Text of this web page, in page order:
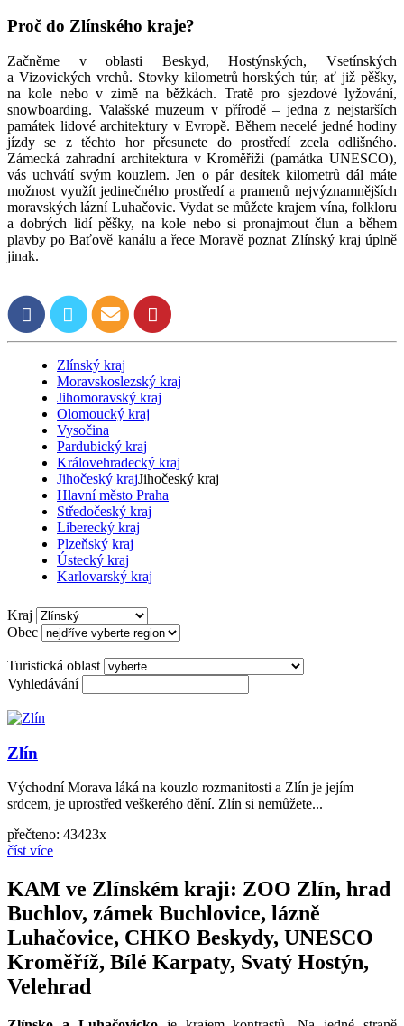
Proč do Zlínského kraje?
Začněme v oblasti Beskyd, Hostýnských, Vsetínských
a Vizovických vrchů. Stovky kilometrů horských túr, ať již pěšky,
na kole nebo v zimě na běžkách. Tratě pro sjezdové lyžování,
snowboarding. Valašské muzeum v přírodě – jedna z nejstarších
památek lidové architektury v Evropě. Během necelé jedné hodiny
jízdy se z těchto hor přesunete do prostředí zcela odlišného.
Zámecká zahradní architektura v Kroměříži (památka UNESCO),
vás uchvátí svým kouzlem. Jen o pár desítek kilometrů dál máte
možnost využít jedinečného prostředí a pramenů nejvýznamnějších
moravských lázní Luhačovic. Vydat se můžete krajem vína, folkloru
a dobrých lidí pěšky, na kole nebo si pronajmout člun a během
plavby po Baťově kanálu a řece Moravě poznat Zlínský kraj úplně
jinak.
Zlínský kraj
Moravskoslezský kraj
Jihomoravský kraj
Olomoucký kraj
Vysočina
Pardubický kraj
Královehradecký kraj
Jihočeský krajJihočeský kraj
Hlavní město Praha
Středočeský kraj
Liberecký kraj
Plzeňský kraj
Ústecký kraj
Karlovarský kraj
Kraj
Obec
Turistická oblast
Vyhledávání
Zlín
Východní Morava láká na kouzlo rozmanitosti a Zlín je jejím
srdcem, je uprostřed veškerého dění. Zlín si nemůžete...
přečteno: 43423x
číst více
KAM ve Zlínském kraji: ZOO Zlín, hrad
Buchlov, zámek Buchlovice, lázně
Luhačovice, CHKO Beskydy, UNESCO
Kroměříž, Bílé Karpaty, Svatý Hostýn,
Velehrad